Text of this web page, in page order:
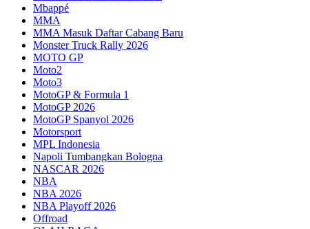
Mbappé
MMA
MMA Masuk Daftar Cabang Baru
Monster Truck Rally 2026
MOTO GP
Moto2
Moto3
MotoGP & Formula 1
MotoGP 2026
MotoGP Spanyol 2026
Motorsport
MPL Indonesia
Napoli Tumbangkan Bologna
NASCAR 2026
NBA
NBA 2026
NBA Playoff 2026
Offroad